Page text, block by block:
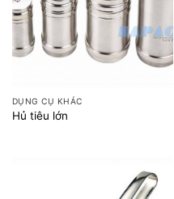
DỤNG CỤ KHÁC
Hủ tiêu lớn